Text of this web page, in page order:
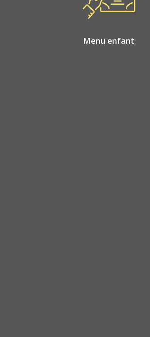
Menu enfant